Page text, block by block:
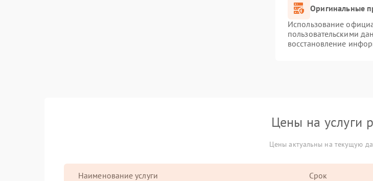
Оригинальные
Использование
пользовательскими
восстановление
Цены на услуги
Цены актуальны на текущую
Наименование услуги Срок